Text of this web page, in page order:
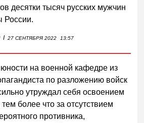
десятки тысяч русских мужчин
России.
I 27 СЕНТЯБРЯ 2022 13:57
на военной кафедре из
по разложению войск
утруждал себя освоением
более что за отсутствием
противника,